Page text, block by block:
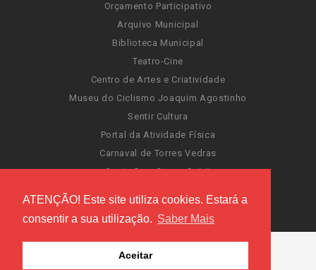
ATENÇÃO! Este site utiliza cookies. Estará a
consentir a sua utilização. Saber Mais
Aceitar
Orçamento Participativo
Arquivo Municipal
Biblioteca Municipal
Teatro-Cine
Centro de Artes e Criatividade
Museu do Ciclismo Joaquim Agostinho
Sentir Cultura
Portal da Atividade Física
Carnaval de Torres Vedras
Santa Cruz Ocean Spirit